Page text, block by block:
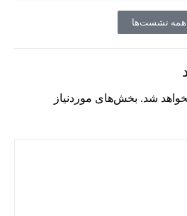
همه نشست‌ها
شد. بخش‌های موردنیاز